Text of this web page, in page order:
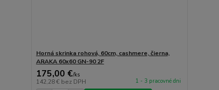
Horná skrinka rohová, 60cm, cashmere, čierna,
ARAKA 60x60 GN-90 2F
175,00 €/ks
142,28 € bez DPH 1 - 3 pracovné dni